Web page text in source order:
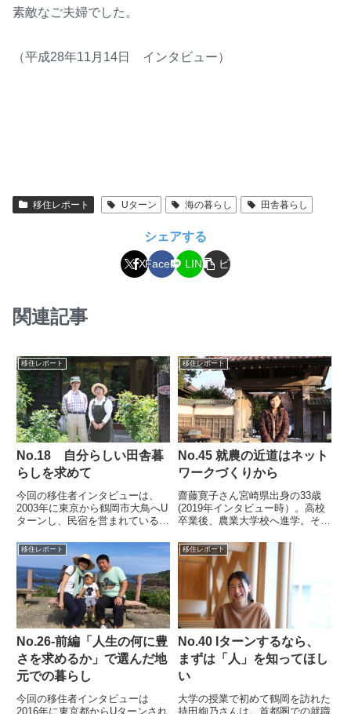
素敵なご夫婦でした。
（平成28年11月14日 インタビュー）
移住レポート Uターン 海の暮らし 田舎暮らし
シェアする
XFacebookLINE
ピ
ー
関連記事
移住レポート
No.18 自分らしい田舎暮
らしを求めて
今回の移住者インタビューは、
2003年に東京から鶴岡市大鳥へU
ターンし、民宿を営まれている篠
いました。◎大鳥に帰ろうと思い
はじめたきっかけは？大鳥生まれ
の育さんは高校卒業と同時に18
歳で上京、短大卒業後編集プロ...
移住レポート
No.45 就農の近道はネット
ワークづくりから
齋藤寛子さん宮崎県出身の33歳
(2019年インタビュー時）。高校
卒業後、農業大学校へ進学。その
崎県農業大学校の研修センターに
非常勤職員として2年間勤務。結
婚のため、24歳で鶴岡に移住。
その後、就農し夫と共に長ネ...
移住レポート
No.26-前編「人生の何に豊
さを求めるか」で選んだ地
元での暮らし
今回の移住者インタビューは
2016年に東京都からUターンされ
移住レポート
No.40 Iターンするなら、
まずは「人」を知ってほし
い
大学の授業で初めて鶴岡を訪れた
持田絢乃さんは、首都圏での就職